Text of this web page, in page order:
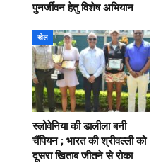
पुनर्जीवन हेतु विशेष अभियान
खेल
स्लोवेनिया की डालीला बनी
चैंपियन ; भारत की श्रीवल्ली को
दूसरा खिताब जीतने से रोका